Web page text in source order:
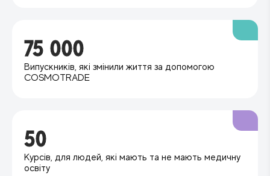
75 000
Випускників, які змінили життя за допомогою
COSMOTRADE
50
Курсів, для людей, які мають та не мають медичну
освіту